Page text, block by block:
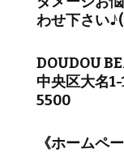
わせ下さい
DOUDOU
中央区大名
5500
《ホームペ